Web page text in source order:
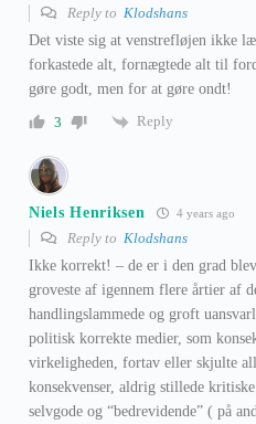
Reply to Klodshans
Det viste sig at venstrefløjen ikke
forkastede alt, fornægtede alt til
gøre godt, men for at gøre ondt!
3
Reply
Niels Henriksen 4 years ago
Reply to Klodshans
Ikke korrekt! – de er i den grad
groveste af igennem flere årtier af
handlingslammede og groft
politisk korrekte medier, som
virkeligheden, fortav eller skjulte
konsekvenser, aldrig stillede
selvgode og “bedrevidende” ( på